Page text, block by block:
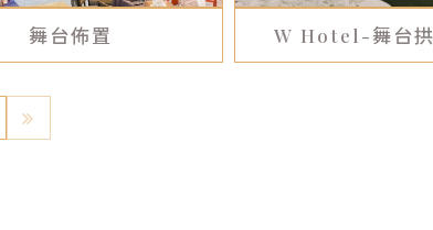
舞台佈置 W Hotel-舞台